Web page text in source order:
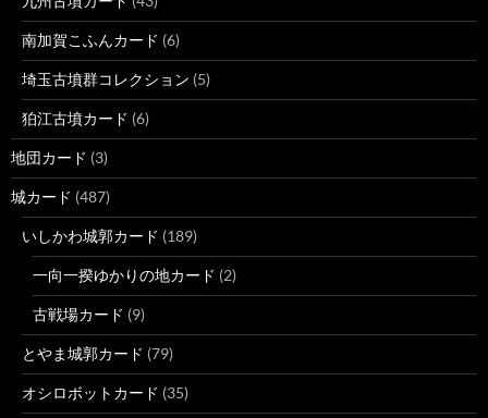
南加賀こふんカード (6)
埼玉古墳群コレクション (5)
狛江古墳カード (6)
地団カード (3)
城カード (487)
いしかわ城郭カード (189)
一向一揆ゆかりの地カード (2)
古戦場カード (9)
とやま城郭カード (79)
オシロボットカード (35)